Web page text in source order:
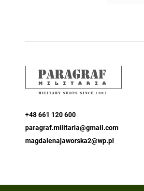
+48 661 120 600
paragraf.militaria@gmail.com
magdalenajaworska2@wp.pl